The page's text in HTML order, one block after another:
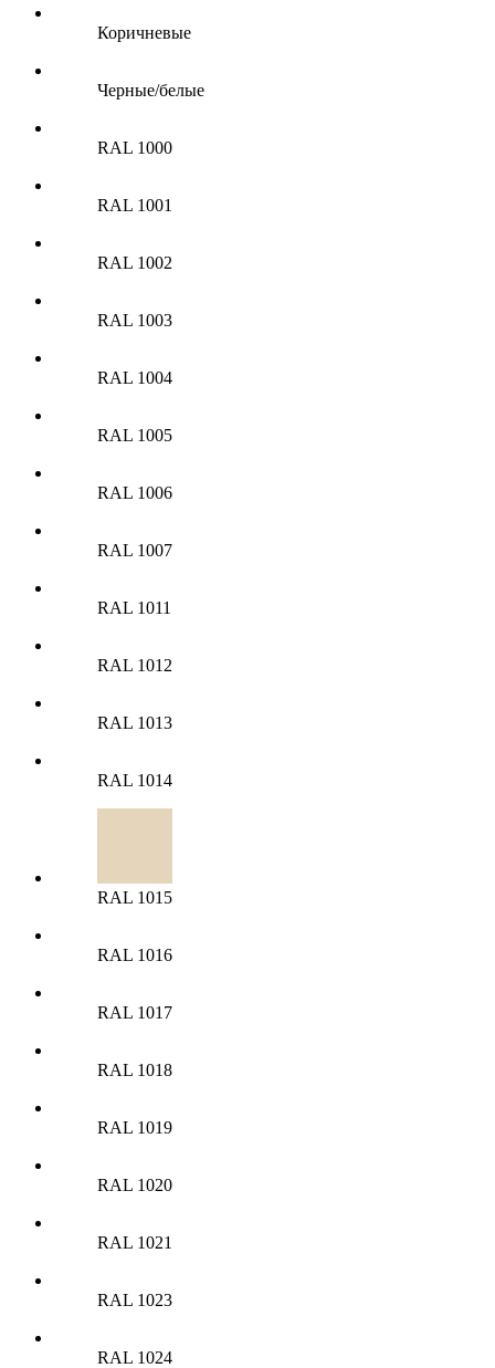
Коричневые
Черные/белые
RAL 1000
RAL 1001
RAL 1002
RAL 1003
RAL 1004
RAL 1005
RAL 1006
RAL 1007
RAL 1011
RAL 1012
RAL 1013
RAL 1014
RAL 1015
RAL 1016
RAL 1017
RAL 1018
RAL 1019
RAL 1020
RAL 1021
RAL 1023
RAL 1024